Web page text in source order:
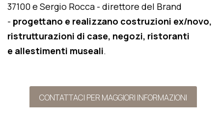
37100 e Sergio Rocca - direttore del Brand
- progettano e realizzano costruzioni ex/novo,
ristrutturazioni di case, negozi, ristoranti
e allestimenti museali.
CONTATTACI PER MAGGIORI INFORMAZIONI